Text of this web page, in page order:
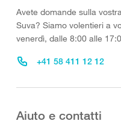
Avete domande sulla
Suva? Siamo volentieri a
venerdì, dalle 8:00 alle
+41 58 411 12 12
Aiuto e contatti